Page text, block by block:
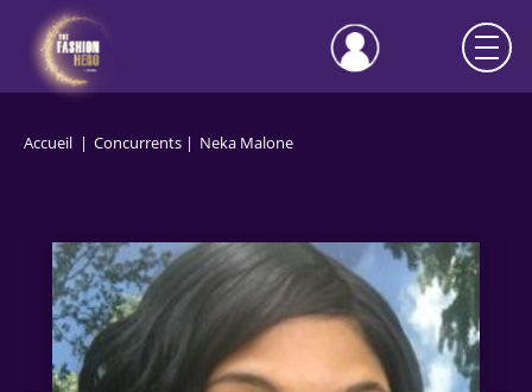
Accueil Concurrents Neka Malone